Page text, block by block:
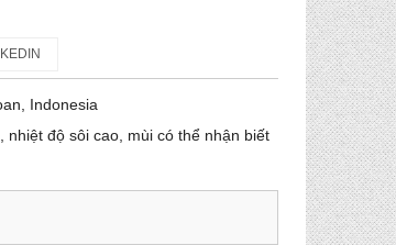
Indonesia
độ sôi cao, mùi có thể nhận biết